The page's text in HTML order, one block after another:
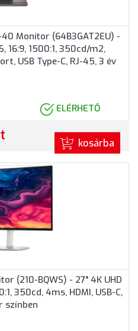
Monitor (64B3GAT2EU) -
16:9, 1500:1, 350cd/m2,
USB Type-C, RJ-45, 3 év
ELÉRHETŐ
kosárba
(210-BQWS) - 27" 4K UHD
350cd, 4ms, HDMI, USB-C,
színben